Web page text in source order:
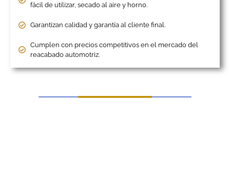
fácil de utilizar, secado al aire y horno.
Garantizan calidad y garantía al cliente final.
Cumplen con precios competitivos en el mercado del
reacabado automotriz.